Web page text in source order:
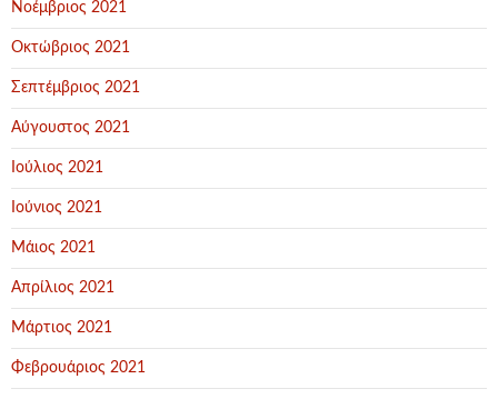
Νοέμβριος 2021
Οκτώβριος 2021
Σεπτέμβριος 2021
Αύγουστος 2021
Ιούλιος 2021
Ιούνιος 2021
Μάιος 2021
Απρίλιος 2021
Μάρτιος 2021
Φεβρουάριος 2021